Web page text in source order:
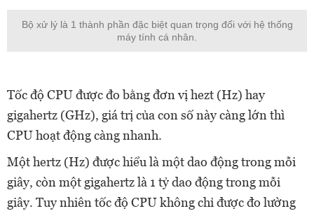
Bộ xử lý là 1 thành phần đặc biệt quan trọng đối với hệ thống
máy tính cá nhân.
Tốc độ CPU được đo bằng đơn vị hezt (Hz) hay
gigahertz (GHz), giá trị của con số này càng lớn thì
CPU hoạt động càng nhanh.
Một hertz (Hz) được hiểu là một dao động trong mỗi
giây, còn một gigahertz là 1 tỷ dao động trong mỗi
giây. Tuy nhiên tốc độ CPU không chỉ được đo lường